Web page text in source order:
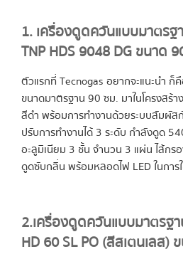
1. เครื่องดูดควันแบบมาตรฐ
TNP HDS 9048 DG ขนาด
ตัวแรกที่ Tecnogas อยากจะแนะนำ ก็
ขนาดมาตรฐาน 90 ซม. มาในโครงสร้า
สีดำ พร้อมการทำงานด้วยระบบสัมผั
ปรับการทำงานได้ 3 ระดับ กำลังดูด
อะลูมิเนียม 3 ชั้น จำนวน 3 แผ่น ไส้กร
ดูดซับกลิ่น พร้อมหลอดไฟ LED ในการ
2.เครื่องดูดควันแบบมาตรฐา
HD 60 SL PO (สีสเตนเลส)